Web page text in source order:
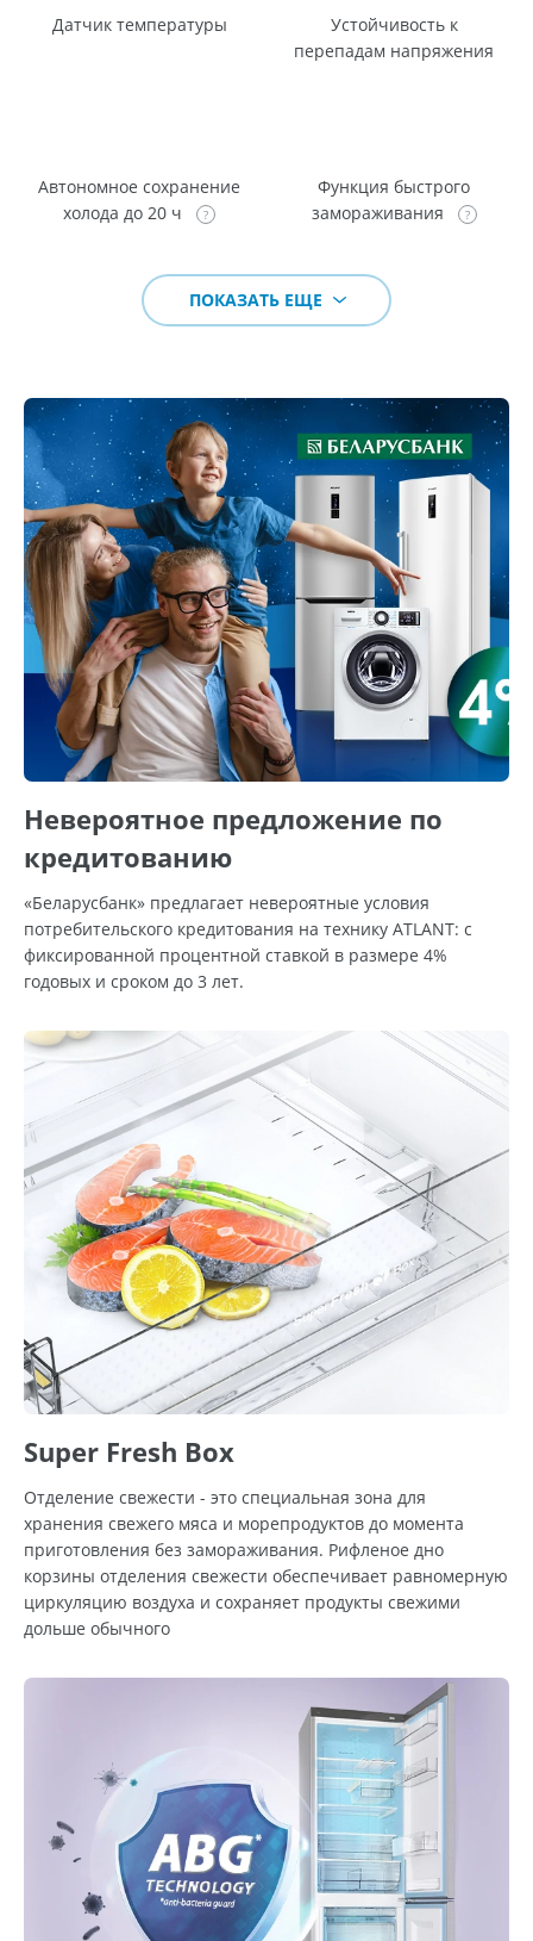
Датчик температуры
Устойчивость к
перепадам напряжения
Автономное сохранение
холода до 20 ч
Функция быстрого
замораживания
ПОКАЗАТЬ ЕЩЕ
Невероятное предложение по
кредитованию
«Беларусбанк» предлагает невероятные условия
потребительского кредитования на технику ATLANT: с
фиксированной процентной ставкой в размере 4%
годовых и сроком до 3 лет.
Super Fresh Box
Отделение свежести - это специальная зона для
хранения свежего мяса и морепродуктов до момента
приготовления без замораживания. Рифленое дно
корзины отделения свежести обеспечивает равномерную
циркуляцию воздуха и сохраняет продукты свежими
дольше обычного